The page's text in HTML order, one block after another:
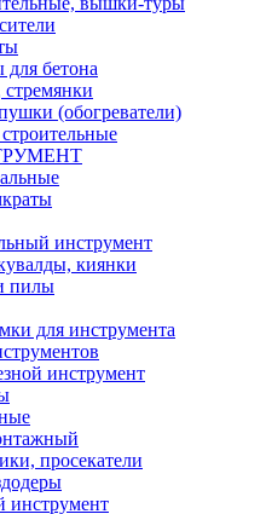
бетона
(обогреватели)
инструмент
киянки
пилы
для инструмента
инструмент
просекатели
инструмент